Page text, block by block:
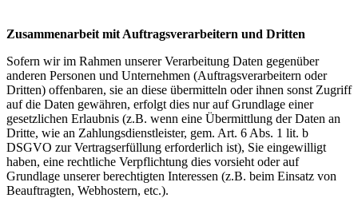
Zusammenarbeit mit Auftragsverarbeitern und Dritten
Sofern wir im Rahmen unserer Verarbeitung Daten gegenüber
anderen Personen und Unternehmen (Auftragsverarbeitern oder
Dritten) offenbaren, sie an diese übermitteln oder ihnen sonst Zugriff
auf die Daten gewähren, erfolgt dies nur auf Grundlage einer
gesetzlichen Erlaubnis (z.B. wenn eine Übermittlung der Daten an
Dritte, wie an Zahlungsdienstleister, gem. Art. 6 Abs. 1 lit. b
DSGVO zur Vertragserfüllung erforderlich ist), Sie eingewilligt
haben, eine rechtliche Verpflichtung dies vorsieht oder auf
Grundlage unserer berechtigten Interessen (z.B. beim Einsatz von
Beauftragten, Webhostern, etc.).